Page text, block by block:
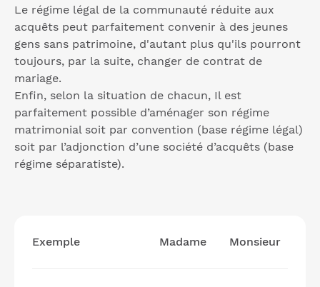
Le régime légal de la communauté réduite aux
acquêts peut parfaitement convenir à des jeunes
gens sans patrimoine, d'autant plus qu'ils pourront
toujours, par la suite, changer de contrat de
mariage.
Enfin, selon la situation de chacun, Il est
parfaitement possible d’aménager son régime
matrimonial soit par convention (base régime légal)
soit par l’adjonction d’une société d’acquêts (base
régime séparatiste).
Exemple Madame Monsieur